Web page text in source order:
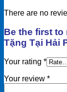
There are no
Be the first to
Tặng Tại Hải
Your rating *
Your review *